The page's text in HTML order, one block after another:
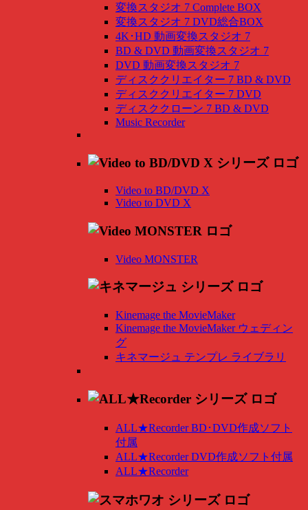
変換スタジオ 7 Complete BOX
変換スタジオ 7 DVD総合BOX
4K･HD 動画変換スタジオ 7
BD & DVD 動画変換スタジオ 7
DVD 動画変換スタジオ 7
ディスククリエイター 7 BD & DVD
ディスククリエイター 7 DVD
ディスククローン 7 BD & DVD
Music Recorder
Video to BD/DVD X
Video to DVD X
Video MONSTER
Kinemage the MovieMaker
Kinemage the MovieMaker ウェディン
グ
キネマージュ テンプレ ライブラリ
ALL★Recorder BD･DVD作成ソフト
付属
ALL★Recorder DVD作成ソフト付属
ALL★Recorder